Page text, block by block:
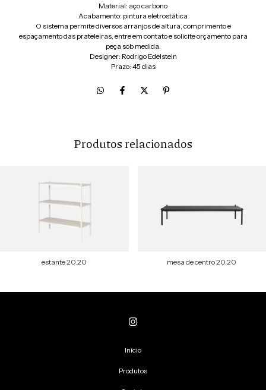
Material: aço carbono
Acabamento: pintura eletrostática
O sistema permite diversos arranjos de altura, comprimento e
espaçamento das prateleiras, entre em contato e solicite orçamento para
peça sob medida.
Designer: Rodrigo Edelstein
Prazo: 45 dias
Produtos relacionados
estante 20.20 mesa de centro 20.20
Início
Produtos